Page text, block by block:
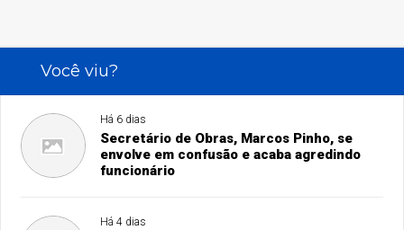
Você viu?
Há 6 dias
Secretário de Obras, Marcos Pinho, se
envolve em confusão e acaba agredindo
funcionário
Há 4 dias